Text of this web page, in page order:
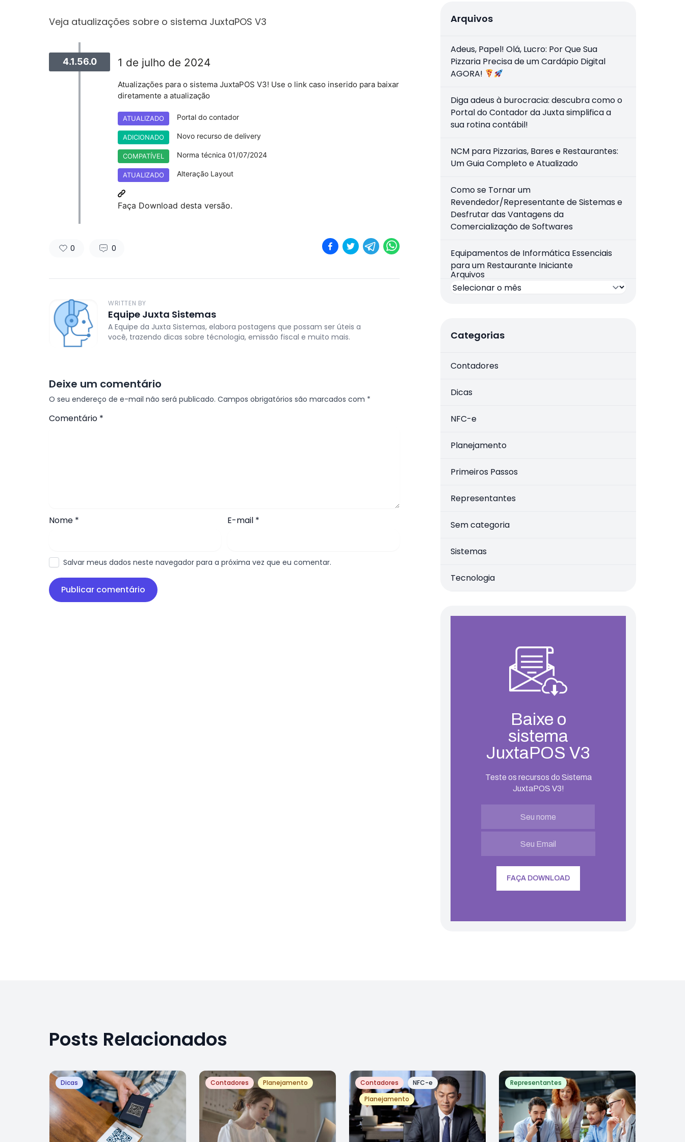
Veja atualizações sobre o sistema JuxtaPOS V3
4.1.56.0 1 de julho de 2024
Atualizações para o sistema JuxtaPOS V3! Use o link caso inserido para baixar
diretamente a atualização
ATUALIZADO Portal do contador
ADICIONADO Novo recurso de delivery
COMPATÍVEL Norma técnica 01/07/2024
ATUALIZADO Alteração Layout
Faça Download desta versão.
0 0
WRITTEN BY
Equipe Juxta Sistemas
A Equipe da Juxta Sistemas, elabora postagens que possam ser úteis a
você, trazendo dicas sobre técnologia, emissão fiscal e muito mais.
Deixe um comentário
O seu endereço de e-mail não será publicado. Campos obrigatórios são marcados com *
Comentário *
Nome * E-mail *
Salvar meus dados neste navegador para a próxima vez que eu comentar.
Arquivos
Adeus, Papel! Olá, Lucro: Por Que Sua
Pizzaria Precisa de um Cardápio Digital
AGORA!
Diga adeus à burocracia: descubra como o
Portal do Contador da Juxta simplifica a
sua rotina contábil!
NCM para Pizzarias, Bares e Restaurantes:
Um Guia Completo e Atualizado
Como se Tornar um
Revendedor/Representante de Sistemas e
Desfrutar das Vantagens da
Comercialização de Softwares
Equipamentos de Informática Essenciais
para um Restaurante Iniciante
Arquivos
Categorias
Contadores
Dicas
NFC-e
Planejamento
Primeiros Passos
Representantes
Sem categoria
Sistemas
Tecnologia
Baixe o
sistema
JuxtaPOS V3
Teste os recursos do Sistema
JuxtaPOS V3!
Posts Relacionados
Dicas Contadores Planejamento Contadores
NFC-e
Planejamento
Representantes